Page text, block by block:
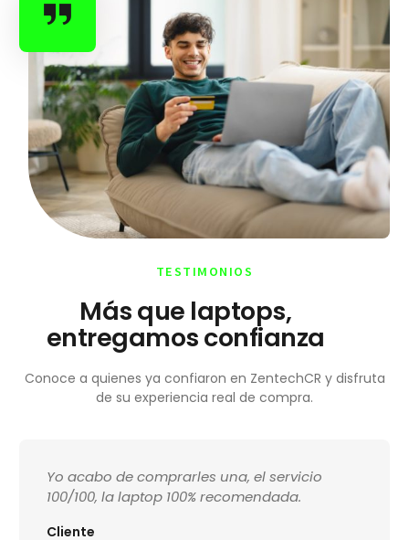
TESTIMONIOS
Más que laptops,
entregamos confianza
Conoce a quienes ya confiaron en ZentechCR y disfruta
de su experiencia real de compra.
Yo acabo de comprarles una, el servicio
100/100, la laptop 100% recomendada.
Cliente